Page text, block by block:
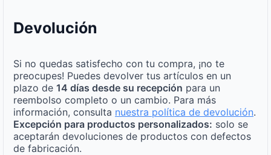
Devolución
Si no quedas satisfecho con tu compra, ¡no te
preocupes! Puedes devolver tus artículos en un
plazo de 14 días desde su recepción para un
reembolso completo o un cambio. Para más
información, consulta nuestra política de devolución.
Excepción para productos personalizados: solo se
aceptarán devoluciones de productos con defectos
de fabricación.